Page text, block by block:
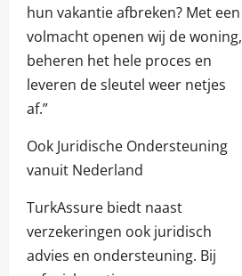
hun vakantie afbreken? Met een
volmacht openen wij de woning,
beheren het hele proces en
leveren de sleutel weer netjes
af.”
Ook Juridische Ondersteuning
vanuit Nederland
TurkAssure biedt naast
verzekeringen ook juridisch
advies en ondersteuning. Bij